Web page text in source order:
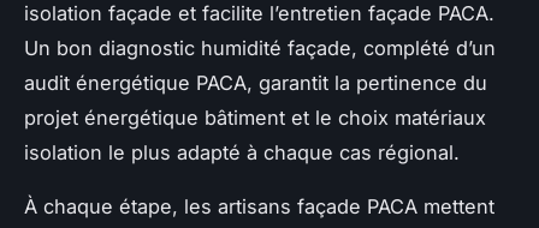
isolation façade et facilite l’entretien façade PACA.
Un bon diagnostic humidité façade, complété d’un
audit énergétique PACA, garantit la pertinence du
projet énergétique bâtiment et le choix matériaux
isolation le plus adapté à chaque cas régional.
À chaque étape, les artisans façade PACA mettent